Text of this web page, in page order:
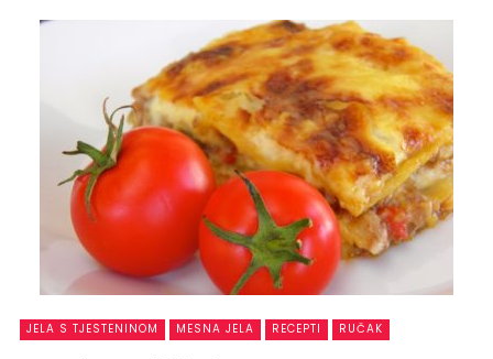
JELA S TJESTENINOM MESNA JELA RECEPTI RUČAK